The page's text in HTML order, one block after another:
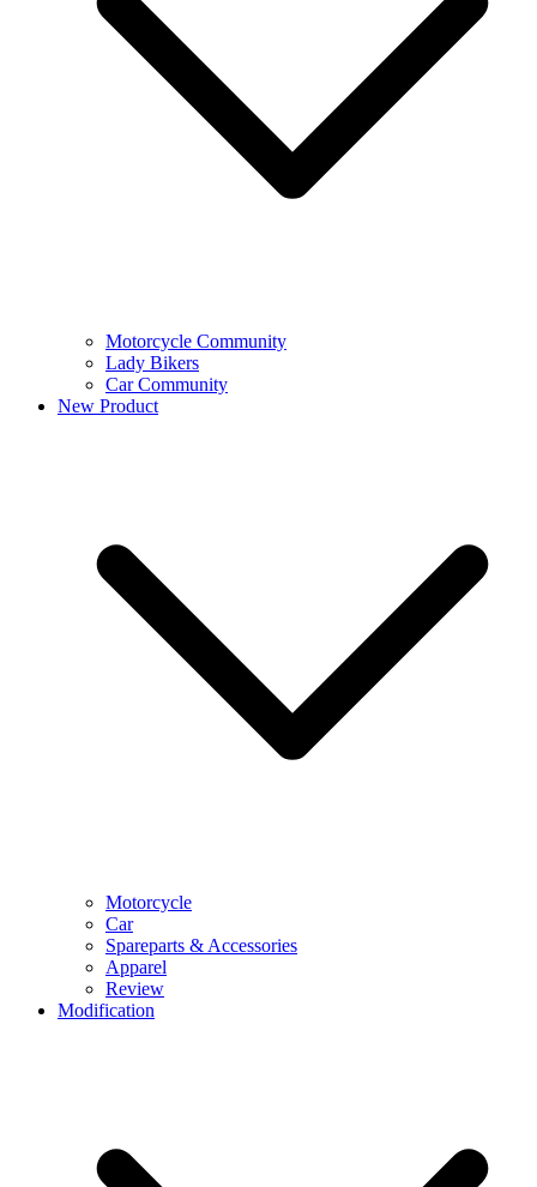
Motorcycle Community
Lady Bikers
Car Community
New Product
Motorcycle
Car
Spareparts & Accessories
Apparel
Review
Modification